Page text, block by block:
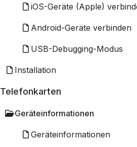
iOS-Geräte (Apple)
Android-Geräte verbinden
USB-Debugging-Modus
Installation
Telefonkarten
Geräteinformationen
Geräteinformationen